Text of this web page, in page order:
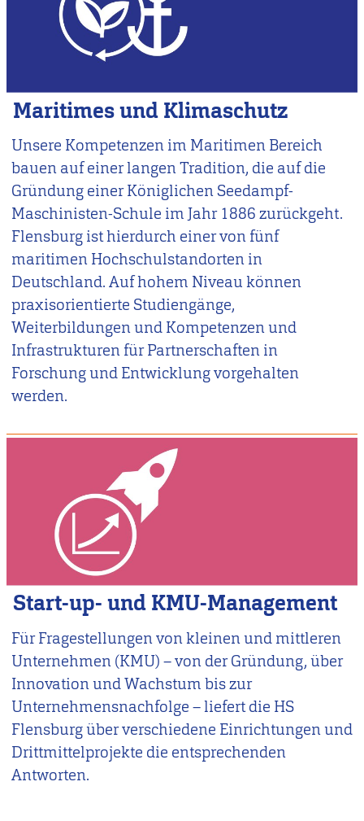
Maritimes und Klimaschutz
Unsere Kompetenzen im Maritimen Bereich
bauen auf einer langen Tradition, die auf die
Gründung einer Königlichen Seedampf-
Maschinisten-Schule im Jahr 1886 zurückgeht.
Flensburg ist hierdurch einer von fünf
maritimen Hochschulstandorten in
Deutschland. Auf hohem Niveau können
praxisorientierte Studiengänge,
Weiterbildungen und Kompetenzen und
Infrastrukturen für Partnerschaften in
Forschung und Entwicklung vorgehalten
werden.
Start-up- und KMU-Management
Für Fragestellungen von kleinen und mittleren
Unternehmen (KMU) – von der Gründung, über
Innovation und Wachstum bis zur
Unternehmensnachfolge – liefert die HS
Flensburg über verschiedene Einrichtungen und
Drittmittelprojekte die entsprechenden
Antworten.